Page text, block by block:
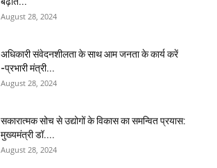
August 28, 2024
अधिकारी संवेदनशीलता के साथ आम जनता के कार्य करें
-प्रभारी मंत्री...
August 28, 2024
सकारात्मक सोच से उद्योगों के विकास का समन्वित प्रयास:
मुख्यमंत्री डॉ....
August 28, 2024